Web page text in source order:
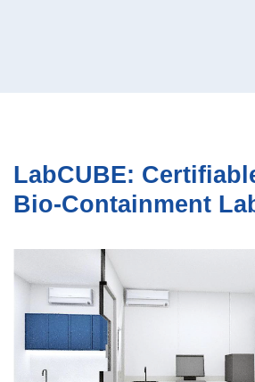
LabCUBE:
Bio-Containment